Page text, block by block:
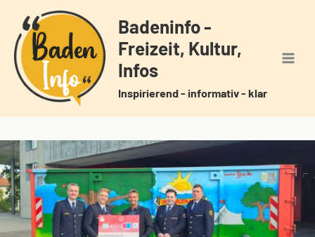
Inhalt
springen
Badeninfo -
Freizeit, Kultur,
Infos
Inspirierend - informativ - klar